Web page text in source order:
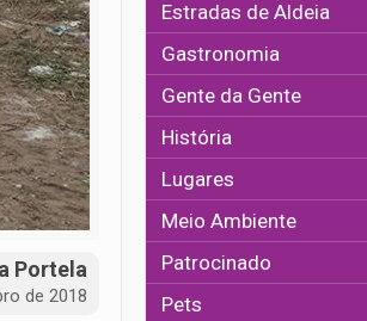
Portela
de 2018
Estradas de Aldeia
Gastronomia
Gente da Gente
História
Lugares
Meio Ambiente
Patrocinado
Pets